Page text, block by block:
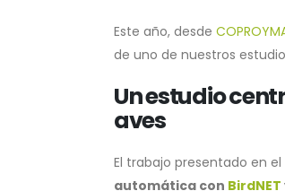
Este año, desde
de uno de nuestros
Un estudio
aves
El trabajo presentado en
automática con BirdNET